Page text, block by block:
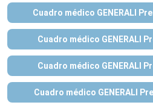
Cuadro médico GENERALI
Cuadro médico GENERALI
Cuadro médico GENERALI
Cuadro médico GENERALI